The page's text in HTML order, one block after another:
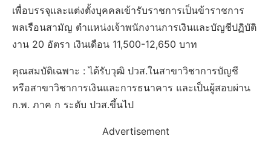
เพื่อบรรจุและแต่งตั้งบุคคลเข้ารับราชการเป็นข้าราชการ
พลเรือนสามัญ ตำแหน่งเจ้าพนักงานการเงินและบัญชีปฏิบัติ
งาน 20 อัตรา เงินเดือน 11,500-12,650 บาท
คุณสมบัติเฉพาะ : ได้รับวุฒิ ปวส.ในสาขาวิชาการบัญชี
หรือสาขาวิชาการเงินและการธนาคาร และเป็นผู้สอบผ่าน
ก.พ. ภาค ก ระดับ ปวส.ขึ้นไป
Advertisement